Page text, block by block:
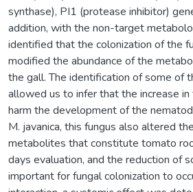
synthase), PI1 (protease inhibitor)
addition, with the non-target
identified that the colonization of the
modified the abundance of the
the gall. The identification of some of
allowed us to infer that the increase in
harm the development of the
M. javanica, this fungus also altered
metabolites that constitute tomato
days evaluation, and the reduction of
important for fungal colonization to